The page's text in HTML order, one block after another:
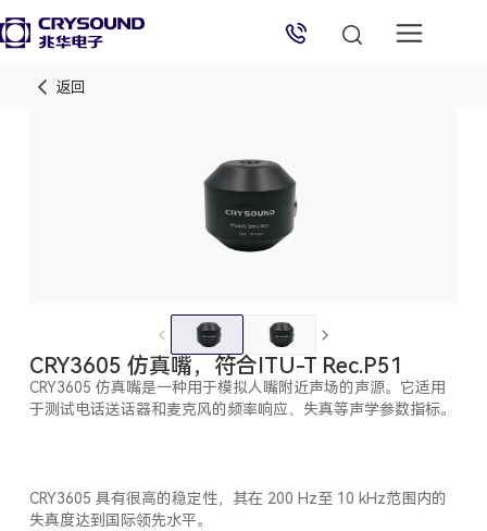
返回
CRY3605 仿真嘴，符合ITU-T Rec.P51
CRY3605 仿真嘴是一种用于模拟人嘴附近声场的声源。它适用
于测试电话送话器和麦克风的频率响应、失真等声学参数指标。
CRY3605 具有很高的稳定性，其在 200 Hz至 10 kHz范围内的
失真度达到国际领先水平。